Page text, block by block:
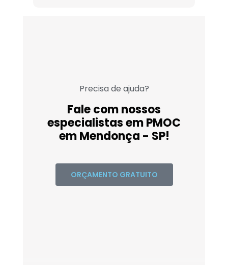
Precisa de ajuda?
Fale com nossos
especialistas em PMOC
em Mendonça - SP!
ORÇAMENTO GRATUITO